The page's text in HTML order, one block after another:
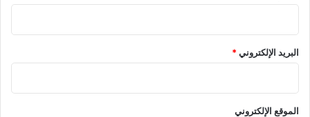
البريد الإلكتروني*
الموقع الإلكتروني